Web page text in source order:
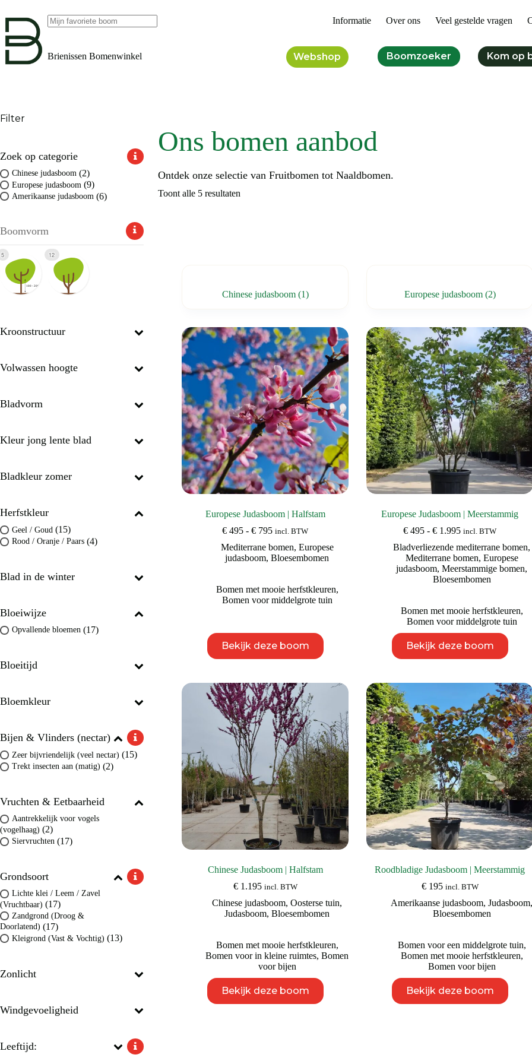
naar
inhoud
Informatie Over ons Veel gestelde vragen
Brienissen Bomenwinkel Webshop Boomzoeker Kom op
Ons bomen aanbod
Ontdek onze selectie van Fruitbomen tot Naaldbomen.
Toont alle 5 resultaten
Chinese judasboom (1) Europese judasboom (2)
Europese Judasboom | Halfstam
€ 495 - € 795Prijsklasse:
tot
€ 795
incl. BTW
Mediterrane bomen, Europese
judasboom,Bloesembomen
Bomen met mooie herfstkleuren,
Bomen voor middelgrote tuin
Bekijk deze boom
product
heeft
Deze
optie
kan
gekozen
worden
productpagina
Europese Judasboom | Meerstammig
€ 495 - € 1.995Prijsklasse:
tot
€ 1.995
incl. BTW
Bladverliezende mediterrane bomen,
Mediterrane bomen, Europese
judasboom,Meerstammige bomen,
Bloesembomen
Bomen met mooie herfstkleuren,
Bomen voor middelgrote tuin
Bekijk deze boom
product
heeft
kan
gekozen
worden
op
de
productpagina
Chinese Judasboom | Halfstam
€1.195 incl. BTW
Chinese judasboom,Oosterse tuin,
Judasboom,Bloesembomen
Bomen met mooie herfstkleuren,
Bomen voor in kleine ruimtes,Bomen
voor bijen
Bekijk deze boom
product
heeft
Roodbladige Judasboom | Meerstammig
€195 incl. BTW
Amerikaanse judasboom,Judasboom
Bloesembomen
Bomen voor een middelgrote tuin,
Bomen met mooie herfstkleuren,
Bomen voor bijen
Bekijk deze boom
product
heeft
Filter
Zoek op categorie
Chinese judasboom (2)
Europese judasboom (9)
Amerikaanse judasboom (6)
Boomvorm
5 12
Kroonstructuur
Volwassen hoogte
Bladvorm
Kleur jong lente blad
Bladkleur zomer
Herfstkleur
Geel / Goud (15)
Rood / Oranje / Paars (4)
Blad in de winter
Bloeiwijze
Opvallende bloemen (17)
Bloeitijd
Bloemkleur
Bijen & Vlinders (nectar)
Zeer bijvriendelijk (veel nectar) (15)
Trekt insecten aan (matig) (2)
Vruchten & Eetbaarheid
Aantrekkelijk voor vogels
(vogelhaag) (2)
Siervruchten (17)
Grondsoort
Lichte klei / Leem / Zavel
(Vruchtbaar) (17)
Zandgrond (Droog &
Doorlatend) (17)
Kleigrond (Vast & Vochtig) (13)
Zonlicht
Windgevoeligheid
Leeftijd: